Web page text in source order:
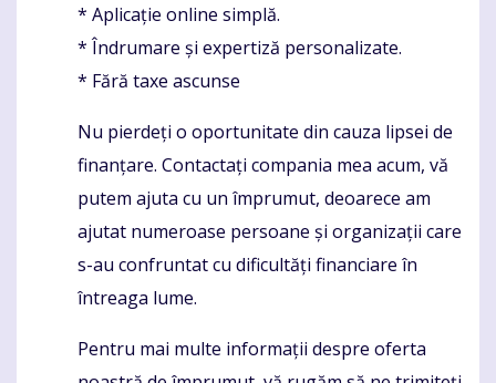
* Aplicație online simplă.
* Îndrumare și expertiză personalizate.
* Fără taxe ascunse
Nu pierdeți o oportunitate din cauza lipsei de
finanțare. Contactați compania mea acum, vă
putem ajuta cu un împrumut, deoarece am
ajutat numeroase persoane și organizații care
s-au confruntat cu dificultăți financiare în
întreaga lume.
Pentru mai multe informații despre oferta